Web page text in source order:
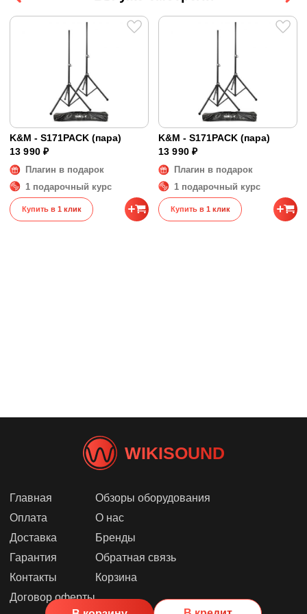
чехлом для переноски
K&M - S171PACK (пара)
13 990 ₽
Плагин в подарок
1 подарочный курс
Купить в 1 клик
K&M - S171PACK (пара)
13 990 ₽
Плагин в подарок
1 подарочный курс
Купить в 1 клик
WIKISOUND
Главная
Оплата
Доставка
Гарантия
Контакты
Договор оферты
Обзоры оборудования
О нас
Бренды
Обратная связь
Корзина